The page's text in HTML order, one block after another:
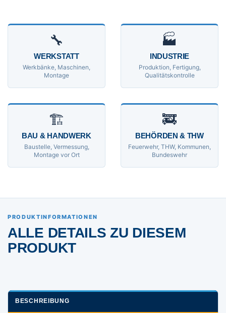
🔧
WERKSTATT
Werkbänke, Maschinen,
Montage
🏭
INDUSTRIE
Produktion, Fertigung,
Qualitätskontrolle
🏗
BAU & HANDWERK
Baustelle, Vermessung,
Montage vor Ort
🚒
BEHÖRDEN & THW
Feuerwehr, THW, Kommunen,
Bundeswehr
PRODUKTINFORMATIONEN
ALLE DETAILS ZU DIESEM
PRODUKT
BESCHREIBUNG